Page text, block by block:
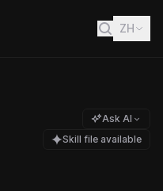
ZH
Ask AI
Skill file available